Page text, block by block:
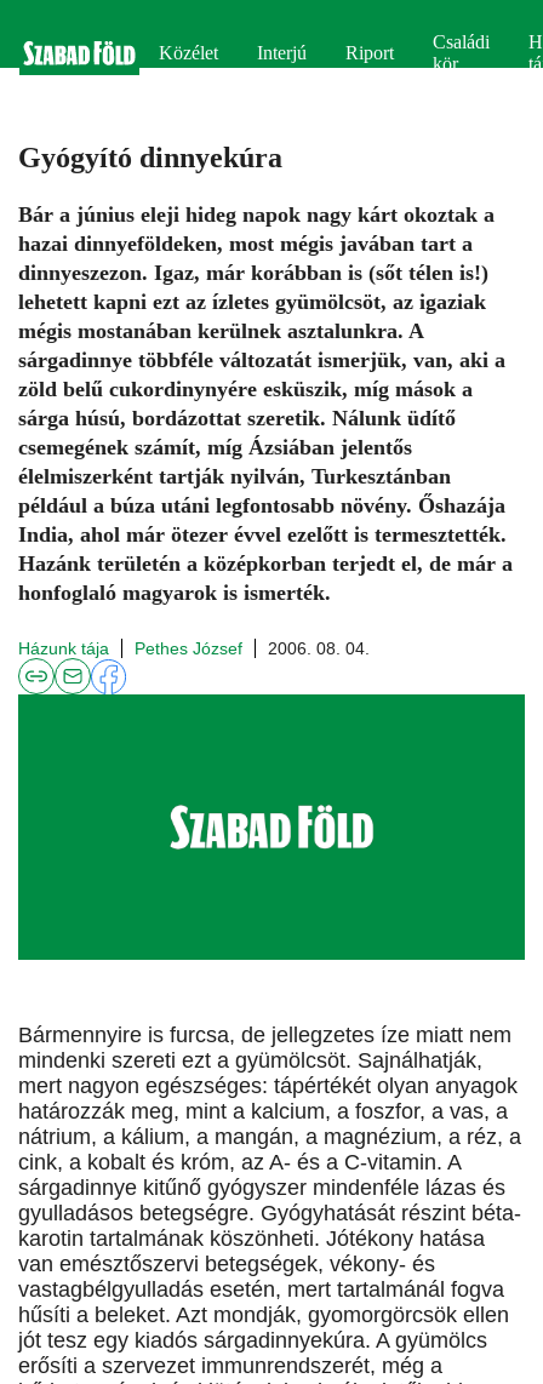
Közélet Interjú Riport
Családi
kör
Gyógyító dinnyekúra
Bár a június eleji hideg napok nagy kárt okoztak a
hazai dinnyeföldeken, most mégis javában tart a
dinnyeszezon. Igaz, már korábban is (sőt télen is!)
lehetett kapni ezt az ízletes gyümölcsöt, az igaziak
mégis mostanában kerülnek asztalunkra. A
sárgadinnye többféle változatát ismerjük, van, aki a
zöld belű cukordinynyére esküszik, míg mások a
sárga húsú, bordázottat szeretik. Nálunk üdítő
csemegének számít, míg Ázsiában jelentős
élelmiszerként tartják nyilván, Turkesztánban
például a búza utáni legfontosabb növény. Őshazája
India, ahol már ötezer évvel ezelőtt is termesztették.
Hazánk területén a középkorban terjedt el, de már a
honfoglaló magyarok is ismerték.
Házunk tája Pethes József 2006. 08. 04.
Bármennyire is furcsa, de jellegzetes íze miatt nem
mindenki szereti ezt a gyümölcsöt. Sajnálhatják,
mert nagyon egészséges: tápértékét olyan anyagok
határozzák meg, mint a kalcium, a foszfor, a vas, a
nátrium, a kálium, a mangán, a magnézium, a réz, a
cink, a kobalt és króm, az A- és a C-vitamin. A
sárgadinnye kitűnő gyógyszer mindenféle lázas és
gyulladásos betegségre. Gyógyhatását részint béta-
karotin tartalmának köszönheti. Jótékony hatása
van emésztőszervi betegségek, vékony- és
vastagbélgyulladás esetén, mert tartalmánál fogva
hűsíti a beleket. Azt mondják, gyomorgörcsök ellen
jót tesz egy kiadós sárgadinnyekúra. A gyümölcs
erősíti a szervezet immunrendszerét, még a